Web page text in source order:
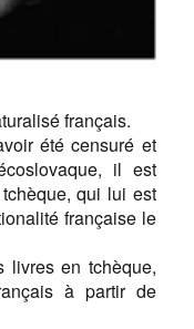
français.
été censuré et
il est
qui lui est
française le
livres en tchèque,
à partir de